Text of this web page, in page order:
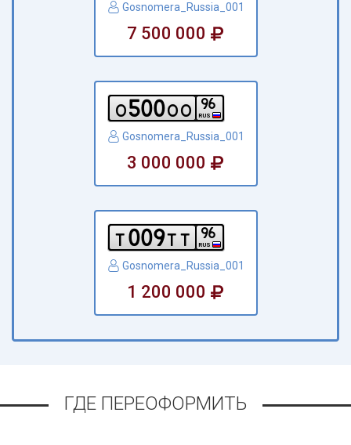
Gosnomera_Russia_001
7 500 000
o500oo RUS
96
Gosnomera_Russia_001
3 000 000
t009t t RUS
96
Gosnomera_Russia_001
1 200 000
ГДЕ ПЕРЕОФОРМИТЬ